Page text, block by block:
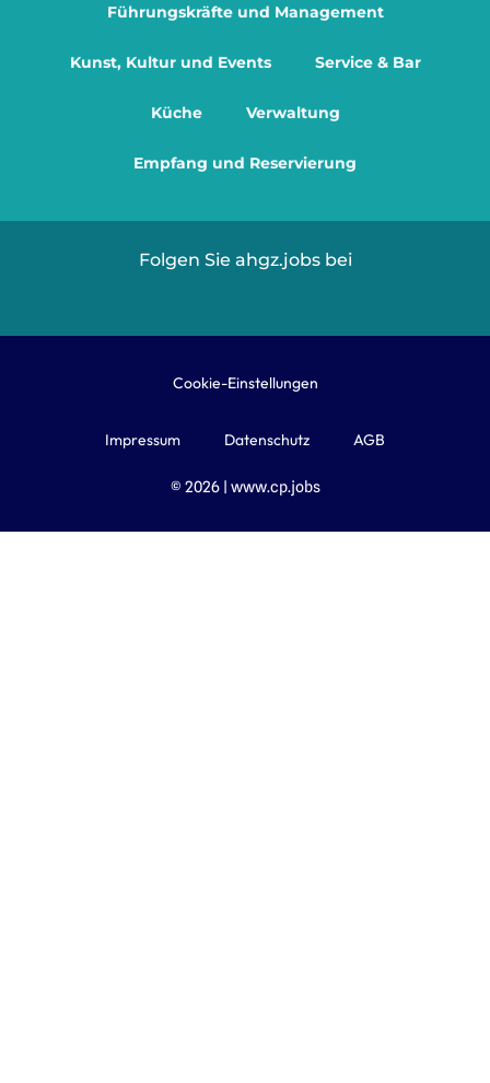
Führungskräfte und Management
Kunst, Kultur und Events Service & Bar
Küche Verwaltung
Empfang und Reservierung
Folgen Sie ahgz.jobs bei
Cookie-Einstellungen
Impressum Datenschutz AGB
© 2026 | www.cp.jobs